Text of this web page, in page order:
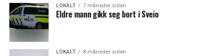
LOKALT 7 måneder siden
Eldre mann gikk seg bort i Sveio
LOKALT 8 måneder siden